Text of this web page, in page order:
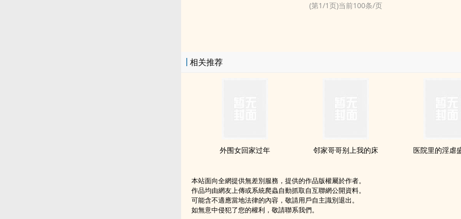
(第1/1页)当前100条/页
相关推荐
外围女回家过年 邻家哥哥别上我的床 医院里的‍‌‎淫‌‎­虐‌
本站面向全網提供無差別服務，提供的作品版權屬於作者。
作品均由網友上傳或系統爬蟲自動抓取自互聯網公開資料。
可能含不適應當地法律的內容，敬請用戶自主識別退出。
如無意中侵犯了您的權利，敬請聯系我們。